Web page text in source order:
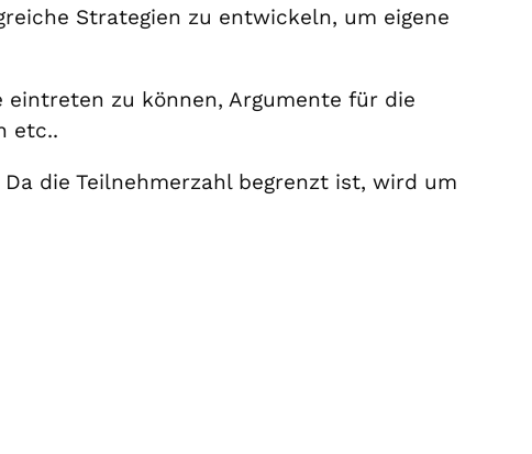
Strategien zu entwickeln, um eigene
eintreten zu können, Argumente für die
etc..
die Teilnehmerzahl begrenzt ist, wird um